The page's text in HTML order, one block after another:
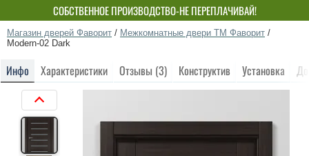
СОБСТВЕННОЕ ПРОИЗВОДСТВО-НЕ ПЕРЕПЛАЧИВАЙ!
Магазин дверей Фаворит / Межкомнатные двери ТМ Фаворит /
Modern-02 Dark
Инфо Характеристики Отзывы (3) Конструктив Установка